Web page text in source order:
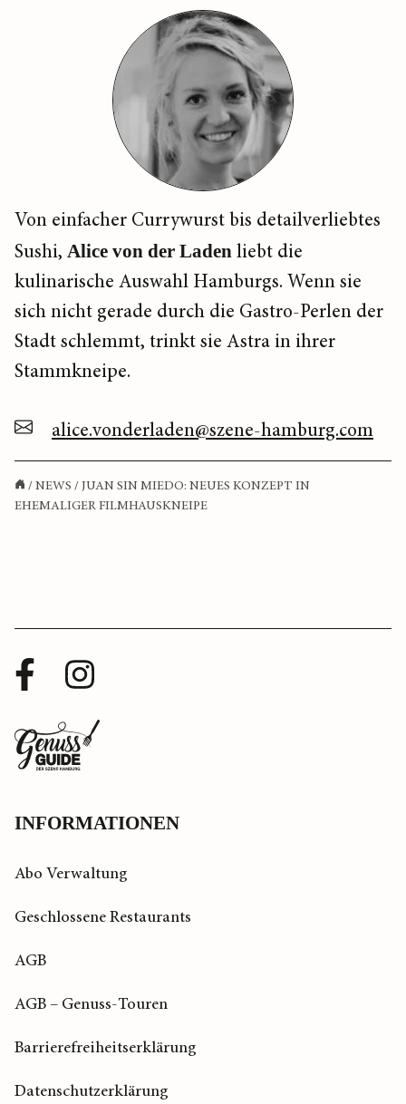
Von einfacher Currywurst bis detailverliebtes
Sushi, Alice von der Laden liebt die
kulinarische Auswahl Hamburgs. Wenn sie
sich nicht gerade durch die Gastro-Perlen der
Stadt schlemmt, trinkt sie Astra in ihrer
Stammkneipe.
alice.vonderladen@szene-hamburg.com
/ NEWS / JUAN SIN MIEDO: NEUES KONZEPT IN
EHEMALIGER FILMHAUSKNEIPE
Facebook
Profil
Instagram
Zurück
zur
INFORMATIONEN
Abo Verwaltung
Geschlossene Restaurants
AGB
AGB – Genuss-Touren
Barrierefreiheitserklärung
Datenschutzerklärung